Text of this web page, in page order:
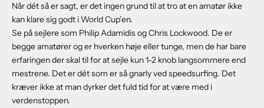
Når dét så er sagt, er det ingen grund til at tro at en amatør ikke
kan klare sig godt i World Cup’en.
Se på sejlere som Philip Adamidis og Chris Lockwood. De er
begge amatører og er hverken høje eller tunge, men de har bare
erfaringen der skal til for at sejle kun 1-2 knob langsommere end
mestrene. Det er dét som er så gnarly ved speedsurfing. Det
kræver ikke at man dyrker det fuld tid for at være med i
verdenstoppen.